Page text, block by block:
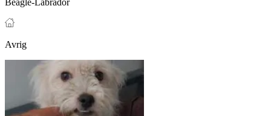
Beagle-Labrador
Avrig